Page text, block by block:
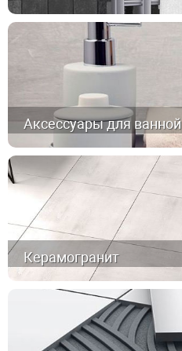
Аксессуары для ванной
Керамогранит